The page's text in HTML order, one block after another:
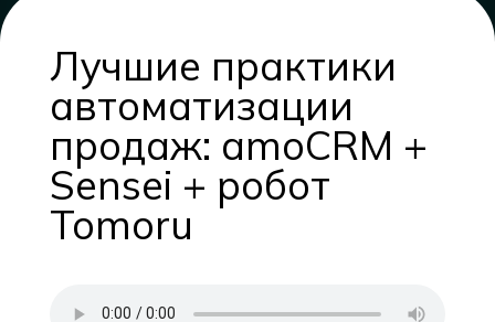
Лучшие практики
автоматизации
продаж: amoCRM +
Sensei + робот
Tomoru